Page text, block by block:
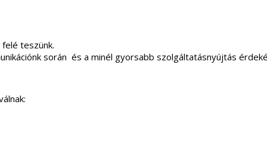
teszünk.
során és a minél gyorsabb szolgáltatásnyújtás